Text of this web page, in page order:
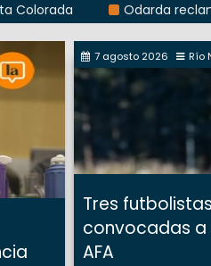
Odarda reclamó la
7 agosto 2026 Río
Tres
convocadas a
AFA